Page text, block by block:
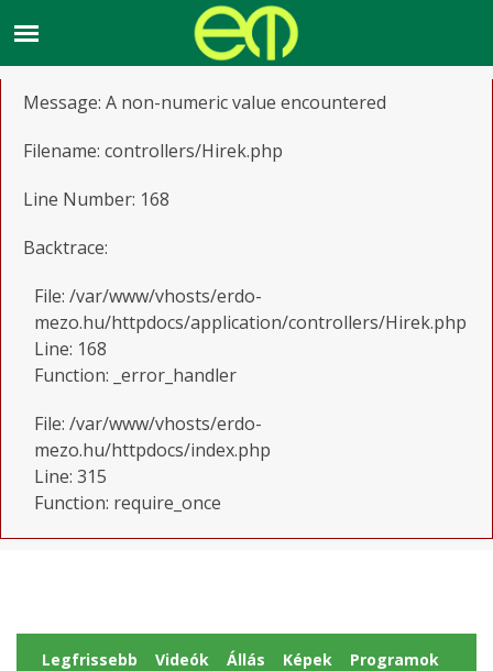
A PHP Error was encountered
Message: A non-numeric value encountered
Filename: controllers/Hirek.php
Line Number: 168
Backtrace:
File: /var/www/vhosts/erdo-
mezo.hu/httpdocs/application/controllers/Hirek.php
Line: 168
Function: _error_handler
File: /var/www/vhosts/erdo-
mezo.hu/httpdocs/index.php
Line: 315
Function: require_once
Legfrissebb Videók Állás Képek
Programok